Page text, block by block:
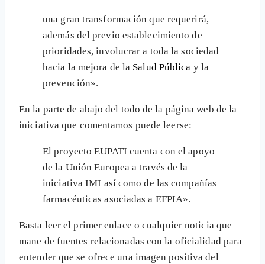
una gran transformación que requerirá,
además del previo establecimiento de
prioridades, involucrar a toda la sociedad
hacia la mejora de la Salud Pública y la
prevención».
En la parte de abajo del todo de la página web de la
iniciativa que comentamos puede leerse:
El proyecto EUPATI cuenta con el apoyo
de la Unión Europea a través de la
iniciativa IMI así como de las compañías
farmacéuticas asociadas a EFPIA».
Basta leer el primer enlace o cualquier noticia que
mane de fuentes relacionadas con la oficialidad para
entender que se ofrece una imagen positiva del